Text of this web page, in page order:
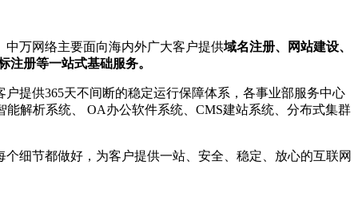
万网络主要面向海内外广大客户提供域名注册、网站建设、
注册等一站式基础服务。
提供365天不间断的稳定运行保障体系，各事业部服务中心
解析系统、 OA办公软件系统、CMS建站系统、分布式集群
细节都做好，为客户提供一站、安全、稳定、放心的互联网